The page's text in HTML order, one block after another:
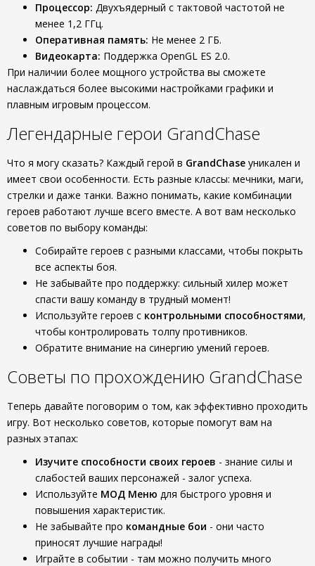
Процессор: Двухъядерный с тактовой частотой не
менее 1,2 ГГц.
Оперативная память: Не менее 2 ГБ.
Видеокарта: Поддержка OpenGL ES 2.0.
При наличии более мощного устройства вы сможете
наслаждаться более высокими настройками графики и
плавным игровым процессом.
Легендарные герои GrandChase
Что я могу сказать? Каждый герой в GrandChase уникален и
имеет свои особенности. Есть разные классы: мечники, маги,
стрелки и даже танки. Важно понимать, какие комбинации
героев работают лучше всего вместе. А вот вам несколько
советов по выбору команды:
Собирайте героев с разными классами, чтобы покрыть
все аспекты боя.
Не забывайте про поддержку: сильный хилер может
спасти вашу команду в трудный момент!
Используйте героев с контрольными способностями,
чтобы контролировать толпу противников.
Обратите внимание на синергию умений героев.
Советы по прохождению GrandChase
Теперь давайте поговорим о том, как эффективно проходить
игру. Вот несколько советов, которые помогут вам на
разных этапах:
Изучите способности своих героев - знание силы и
слабостей ваших персонажей - залог успеха.
Используйте МОД Меню для быстрого уровня и
повышения характеристик.
Не забывайте про командные бои - они часто
приносят лучшие награды!
Играйте в событии - там можно получить много